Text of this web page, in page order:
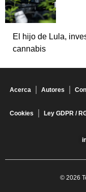
El hijo de Lula,
cannabis
Acerca Autores
Cookies Ley GDPR /
© 2026